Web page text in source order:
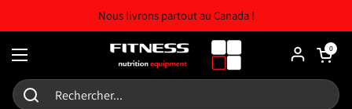
Nous livrons partout au Canada !
Ouvrir le menu
Chariot
0